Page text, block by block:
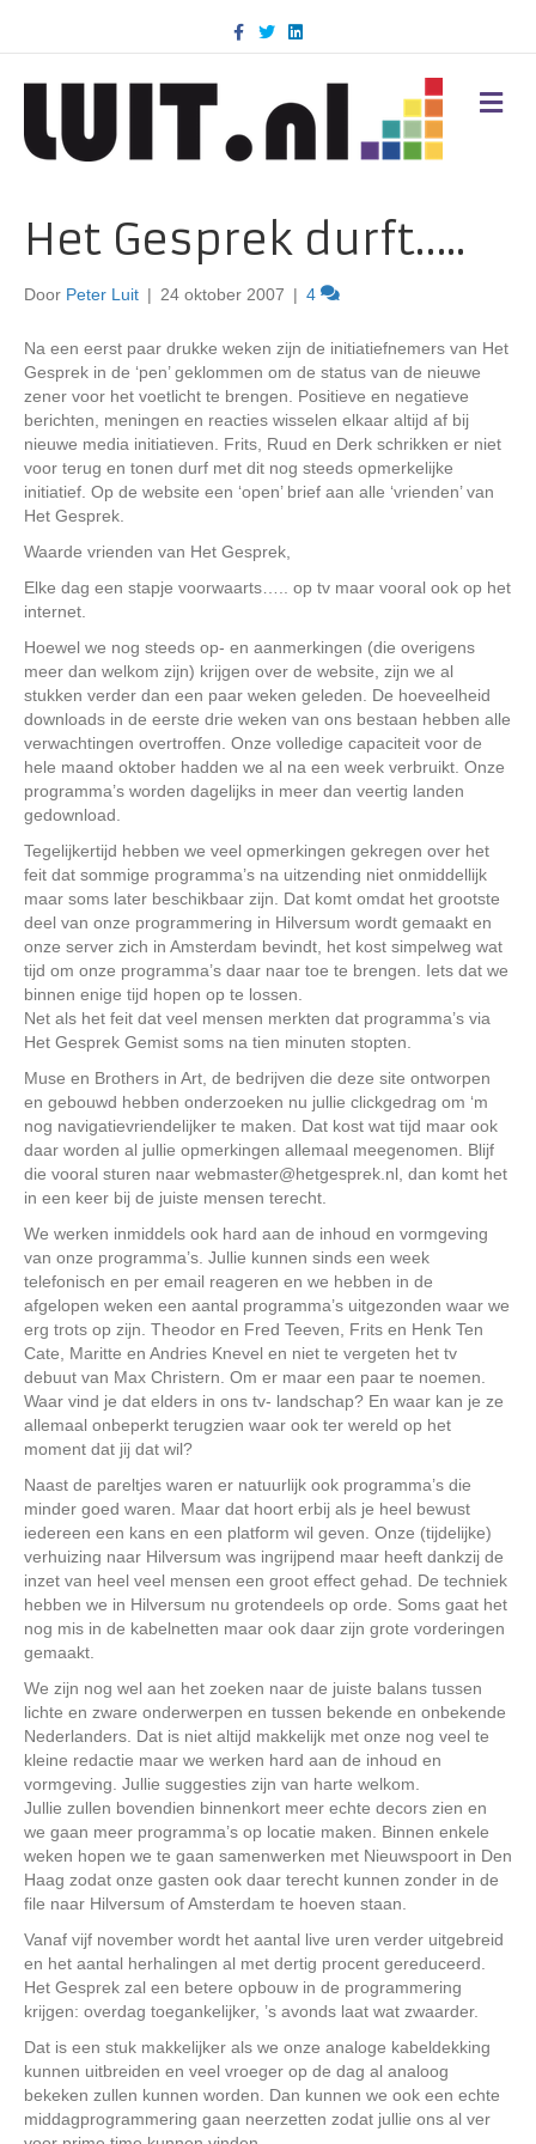
c
k
T
w
i
n
d
M
E
Het Gesprek durft…..
Door Peter Luit | 24 oktober 2007 | 4
Na een eerst paar drukke weken zijn de initiatiefnemers van Het
Gesprek in de ‘pen’ geklommen om de status van de nieuwe
zener voor het voetlicht te brengen. Positieve en negatieve
berichten, meningen en reacties wisselen elkaar altijd af bij
nieuwe media initiatieven. Frits, Ruud en Derk schrikken er niet
voor terug en tonen durf met dit nog steeds opmerkelijke
initiatief. Op de website een ‘open’ brief aan alle ‘vrienden’ van
Het Gesprek.
Waarde vrienden van Het Gesprek,
Elke dag een stapje voorwaarts….. op tv maar vooral ook op het
internet.
Hoewel we nog steeds op- en aanmerkingen (die overigens
meer dan welkom zijn) krijgen over de website, zijn we al
stukken verder dan een paar weken geleden. De hoeveelheid
downloads in de eerste drie weken van ons bestaan hebben alle
verwachtingen overtroffen. Onze volledige capaciteit voor de
hele maand oktober hadden we al na een week verbruikt. Onze
programma’s worden dagelijks in meer dan veertig landen
gedownload.
Tegelijkertijd hebben we veel opmerkingen gekregen over het
feit dat sommige programma’s na uitzending niet onmiddellijk
maar soms later beschikbaar zijn. Dat komt omdat het grootste
deel van onze programmering in Hilversum wordt gemaakt en
onze server zich in Amsterdam bevindt, het kost simpelweg wat
tijd om onze programma’s daar naar toe te brengen. Iets dat we
binnen enige tijd hopen op te lossen.
Net als het feit dat veel mensen merkten dat programma’s via
Het Gesprek Gemist soms na tien minuten stopten.
Muse en Brothers in Art, de bedrijven die deze site ontworpen
en gebouwd hebben onderzoeken nu jullie clickgedrag om ‘m
nog navigatievriendelijker te maken. Dat kost wat tijd maar ook
daar worden al jullie opmerkingen allemaal meegenomen. Blijf
die vooral sturen naar webmaster@hetgesprek.nl, dan komt het
in een keer bij de juiste mensen terecht.
We werken inmiddels ook hard aan de inhoud en vormgeving
van onze programma’s. Jullie kunnen sinds een week
telefonisch en per email reageren en we hebben in de
afgelopen weken een aantal programma’s uitgezonden waar we
erg trots op zijn. Theodor en Fred Teeven, Frits en Henk Ten
Cate, Maritte en Andries Knevel en niet te vergeten het tv
debuut van Max Christern. Om er maar een paar te noemen.
Waar vind je dat elders in ons tv- landschap? En waar kan je ze
allemaal onbeperkt terugzien waar ook ter wereld op het
moment dat jij dat wil?
Naast de pareltjes waren er natuurlijk ook programma’s die
minder goed waren. Maar dat hoort erbij als je heel bewust
iedereen een kans en een platform wil geven. Onze (tijdelijke)
verhuizing naar Hilversum was ingrijpend maar heeft dankzij de
inzet van heel veel mensen een groot effect gehad. De techniek
hebben we in Hilversum nu grotendeels op orde. Soms gaat het
nog mis in de kabelnetten maar ook daar zijn grote vorderingen
gemaakt.
We zijn nog wel aan het zoeken naar de juiste balans tussen
lichte en zware onderwerpen en tussen bekende en onbekende
Nederlanders. Dat is niet altijd makkelijk met onze nog veel te
kleine redactie maar we werken hard aan de inhoud en
vormgeving. Jullie suggesties zijn van harte welkom.
Jullie zullen bovendien binnenkort meer echte decors zien en
we gaan meer programma’s op locatie maken. Binnen enkele
weken hopen we te gaan samenwerken met Nieuwspoort in Den
Haag zodat onze gasten ook daar terecht kunnen zonder in de
file naar Hilversum of Amsterdam te hoeven staan.
Vanaf vijf november wordt het aantal live uren verder uitgebreid
en het aantal herhalingen al met dertig procent gereduceerd.
Het Gesprek zal een betere opbouw in de programmering
krijgen: overdag toegankelijker, ’s avonds laat wat zwaarder.
Dat is een stuk makkelijker als we onze analoge kabeldekking
kunnen uitbreiden en veel vroeger op de dag al analoog
bekeken zullen kunnen worden. Dan kunnen we ook een echte
middagprogrammering gaan neerzetten zodat jullie ons al ver